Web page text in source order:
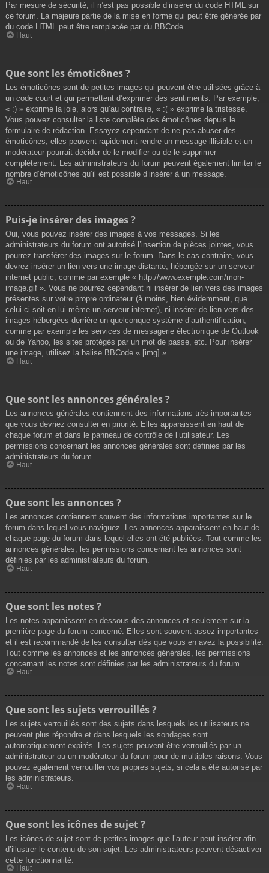
Par mesure de sécurité, il n’est pas possible d’insérer du code HTML sur
ce forum. La majeure partie de la mise en forme qui peut être générée par
du code HTML peut être remplacée par du BBCode.
Haut
Que sont les émoticônes ?
Les émoticônes sont de petites images qui peuvent être utilisées grâce à
un code court et qui permettent d’exprimer des sentiments. Par exemple,
« :) » exprime la joie, alors qu’au contraire, « :( » exprime la tristesse.
Vous pouvez consulter la liste complète des émoticônes depuis le
formulaire de rédaction. Essayez cependant de ne pas abuser des
émoticônes, elles peuvent rapidement rendre un message illisible et un
modérateur pourrait décider de le modifier ou de le supprimer
complètement. Les administrateurs du forum peuvent également limiter le
nombre d’émoticônes qu’il est possible d’insérer à un message.
Haut
Puis-je insérer des images ?
Oui, vous pouvez insérer des images à vos messages. Si les
administrateurs du forum ont autorisé l’insertion de pièces jointes, vous
pourrez transférer des images sur le forum. Dans le cas contraire, vous
devrez insérer un lien vers une image distante, hébergée sur un serveur
internet public, comme par exemple « http://www.exemple.com/mon-
image.gif ». Vous ne pourrez cependant ni insérer de lien vers des images
présentes sur votre propre ordinateur (à moins, bien évidemment, que
celui-ci soit en lui-même un serveur internet), ni insérer de lien vers des
images hébergées derrière un quelconque système d’authentification,
comme par exemple les services de messagerie électronique de Outlook
ou de Yahoo, les sites protégés par un mot de passe, etc. Pour insérer
une image, utilisez la balise BBCode « [img] ».
Haut
Que sont les annonces générales ?
Les annonces générales contiennent des informations très importantes
que vous devriez consulter en priorité. Elles apparaissent en haut de
chaque forum et dans le panneau de contrôle de l’utilisateur. Les
permissions concernant les annonces générales sont définies par les
administrateurs du forum.
Haut
Que sont les annonces ?
Les annonces contiennent souvent des informations importantes sur le
forum dans lequel vous naviguez. Les annonces apparaissent en haut de
chaque page du forum dans lequel elles ont été publiées. Tout comme les
annonces générales, les permissions concernant les annonces sont
définies par les administrateurs du forum.
Haut
Que sont les notes ?
Les notes apparaissent en dessous des annonces et seulement sur la
première page du forum concerné. Elles sont souvent assez importantes
et il est recommandé de les consulter dès que vous en avez la possibilité.
Tout comme les annonces et les annonces générales, les permissions
concernant les notes sont définies par les administrateurs du forum.
Haut
Que sont les sujets verrouillés ?
Les sujets verrouillés sont des sujets dans lesquels les utilisateurs ne
peuvent plus répondre et dans lesquels les sondages sont
automatiquement expirés. Les sujets peuvent être verrouillés par un
administrateur ou un modérateur du forum pour de multiples raisons. Vous
pouvez également verrouiller vos propres sujets, si cela a été autorisé par
les administrateurs.
Haut
Que sont les icônes de sujet ?
Les icônes de sujet sont de petites images que l’auteur peut insérer afin
d’illustrer le contenu de son sujet. Les administrateurs peuvent désactiver
cette fonctionnalité.
Haut